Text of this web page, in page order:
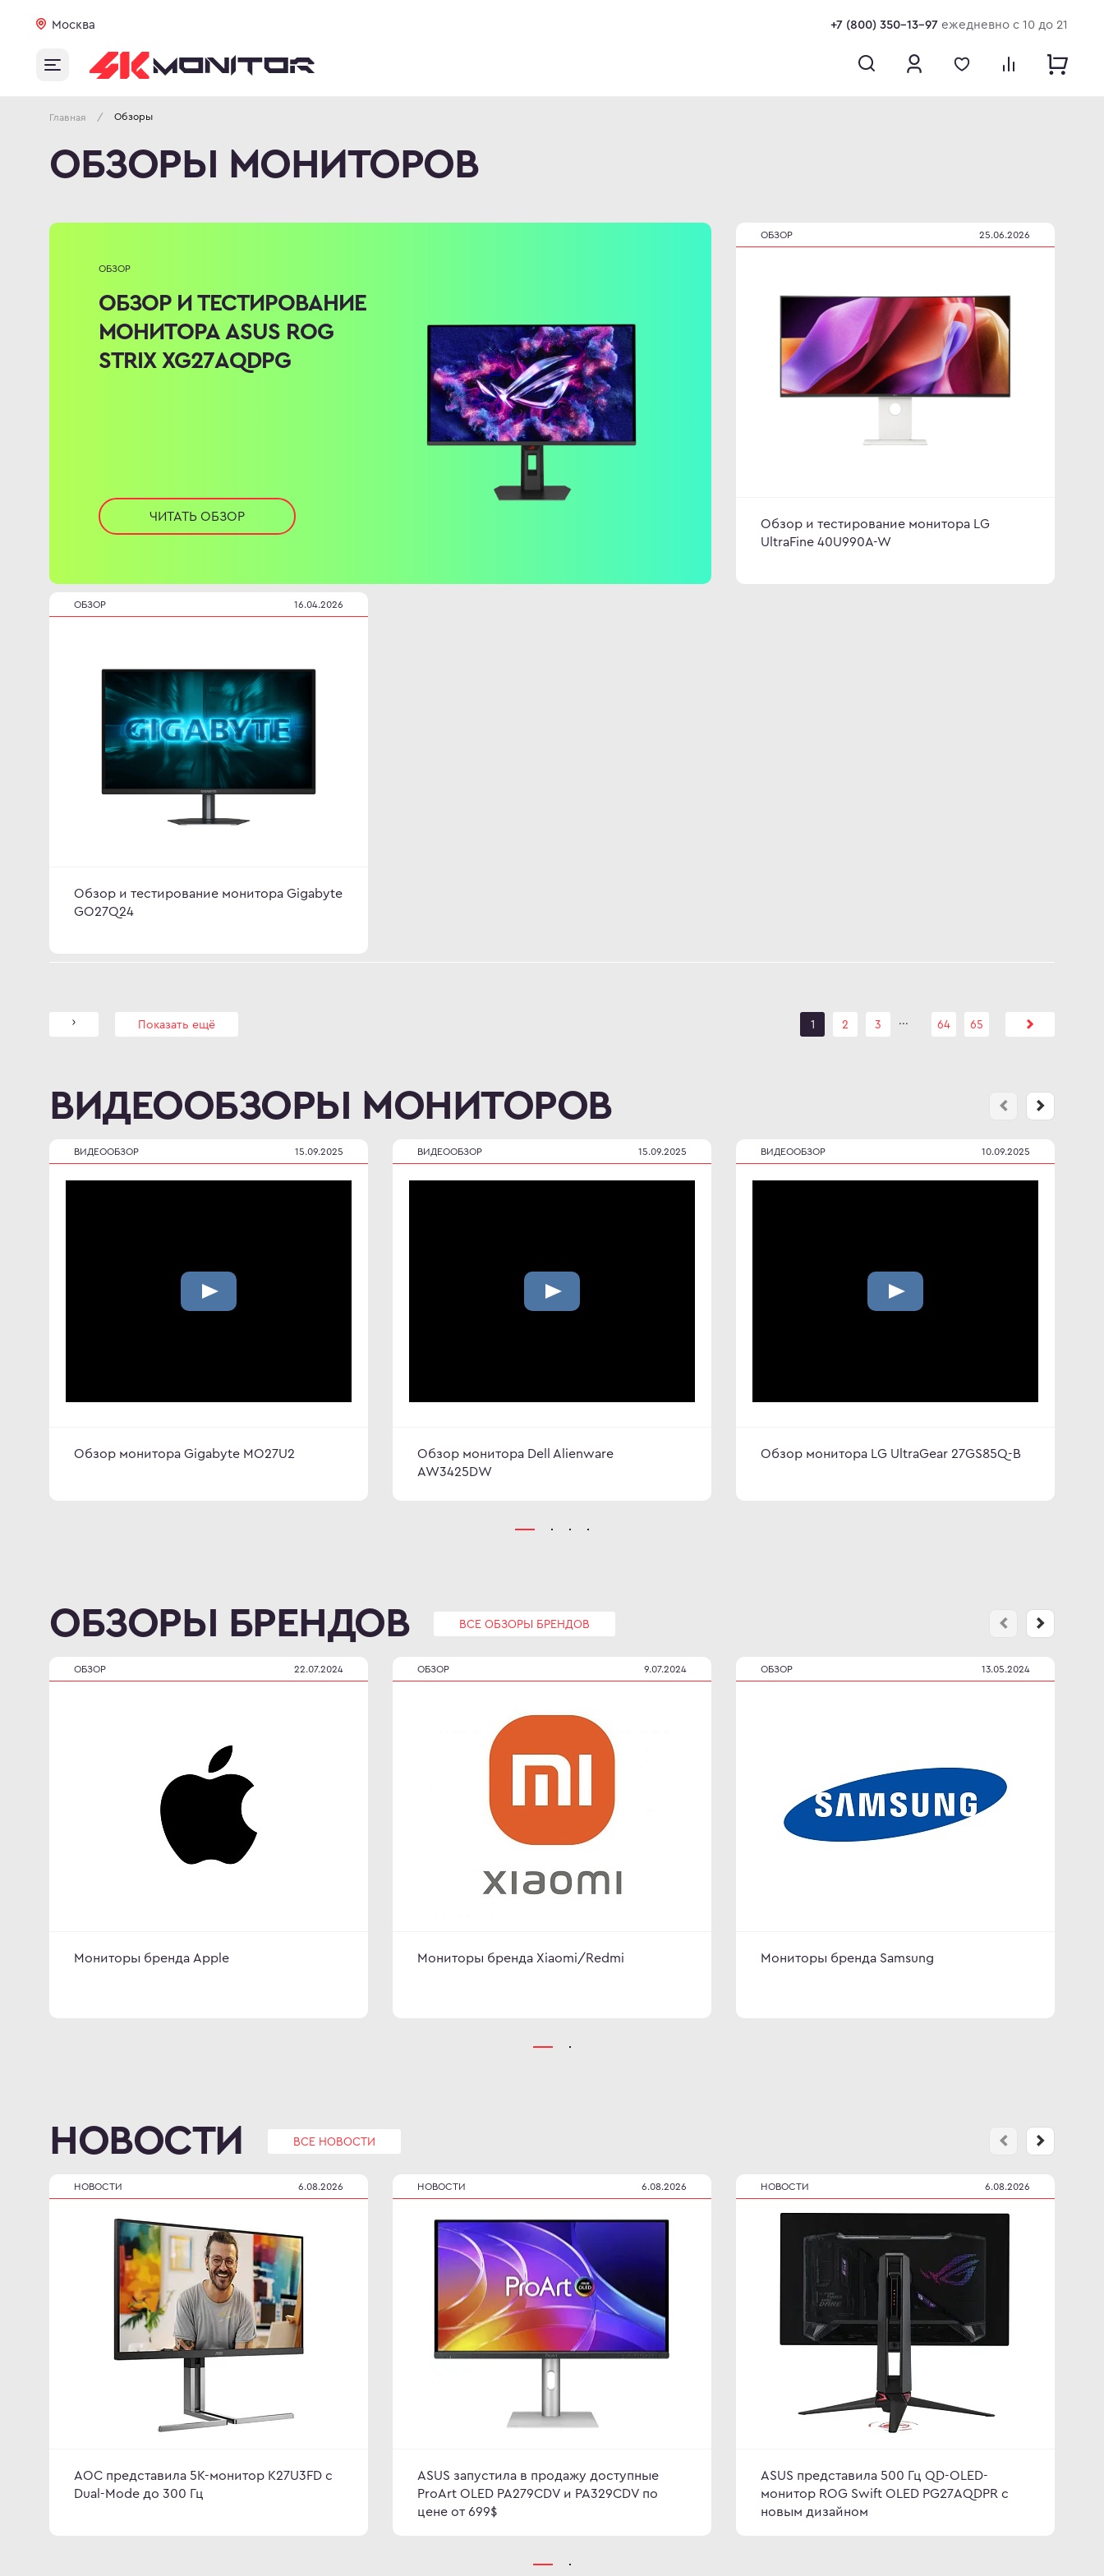
Москва +7 (800) 350-13-97 ежедневно с 10 до 21
Главная / Обзоры
ОБЗОРЫ МОНИТОРОВ
ОБЗОР
ОБЗОР И ТЕСТИРОВАНИЕ
МОНИТОРА ASUS ROG
STRIX XG27AQDPG
ЧИТАТЬ ОБЗОР
ОБЗОР 25.06.2026
Обзор и тестирование монитора LG
UltraFine 40U990A-W
ОБЗОР 16.04.2026
Обзор и тестирование монитора Gigabyte
GO27Q24
Показать ещё 1 2 3 ... 64 65
ВИДЕООБЗОРЫ МОНИТОРОВ
ВИДЕООБЗОР 15.09.2025
Обзор монитора Gigabyte MO27U2
ВИДЕООБЗОР 15.09.2025
Обзор монитора Dell Alienware
AW3425DW
ВИДЕООБЗОР 10.09.2025
Обзор монитора LG UltraGear 27GS85Q-B
ОБЗОРЫ БРЕНДОВ ВСЕ ОБЗОРЫ БРЕНДОВ
ОБЗОР 22.07.2024
Мониторы бренда Apple
ОБЗОР 9.07.2024
Мониторы бренда Xiaomi/Redmi
ОБЗОР 13.05.2024
Мониторы бренда Samsung
НОВОСТИ ВСЕ НОВОСТИ
НОВОСТИ 6.08.2026
AOC представила 5К-монитор K27U3FD с
Dual-Mode до 300 Гц
НОВОСТИ 6.08.2026
ASUS запустила в продажу доступные
ProArt OLED PA279CDV и PA329CDV по
цене от 699$
НОВОСТИ 6.08.2026
ASUS представила 500 Гц QD-OLED-
монитор ROG Swift OLED PG27AQDPR с
новым дизайном